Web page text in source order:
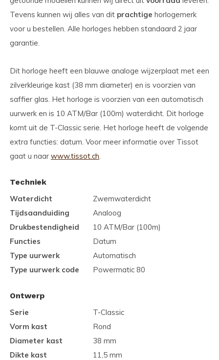
Tevens kunnen wij alles van dit prachtige horlogemerk
voor u bestellen. Alle horloges hebben standaard 2 jaar
garantie.
Dit horloge heeft een blauwe analoge wijzerplaat met een
zilverkleurige kast (38 mm diameter) en is voorzien van
saffier glas. Het horloge is voorzien van een automatisch
uurwerk en is 10 ATM/Bar (100m) waterdicht. Dit horloge
komt uit de T-Classic serie. Het horloge heeft de volgende
extra functies: datum. Voor meer informatie over Tissot
gaat u naar www.tissot.ch.
Techniek
Waterdicht
Zwemwaterdicht
Tijdsaanduiding
Analoog
Drukbestendigheid
10 ATM/Bar (100m)
Functies
Datum
Type uurwerk
Automatisch
Type uurwerk code
Powermatic 80
Ontwerp
Serie
T-Classic
Vorm kast
Rond
Diameter kast
38 mm
Dikte kast
11,5 mm